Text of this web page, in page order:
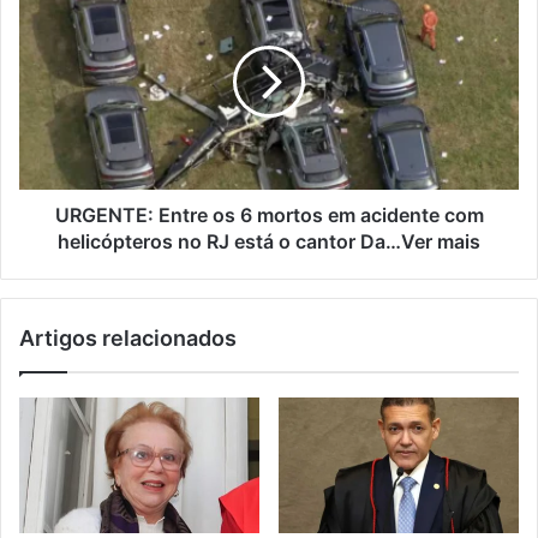
URGENTE: Entre os 6 mortos em acidente com
helicópteros no RJ está o cantor Da…Ver mais
Artigos relacionados